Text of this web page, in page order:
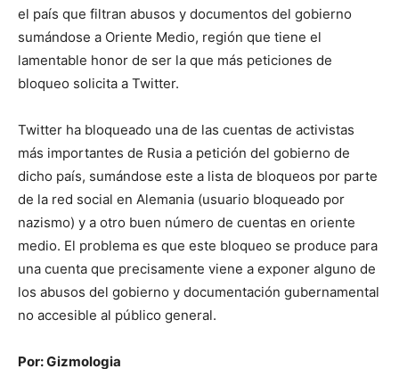
el país que filtran abusos y documentos del gobierno
sumándose a Oriente Medio, región que tiene el
lamentable honor de ser la que más peticiones de
bloqueo solicita a Twitter.
Twitter ha bloqueado una de las cuentas de activistas
más importantes de Rusia a petición del gobierno de
dicho país, sumándose este a lista de bloqueos por parte
de la red social en Alemania (usuario bloqueado por
nazismo) y a otro buen número de cuentas en oriente
medio. El problema es que este bloqueo se produce para
una cuenta que precisamente viene a exponer alguno de
los abusos del gobierno y documentación gubernamental
no accesible al público general.
Por: Gizmologia